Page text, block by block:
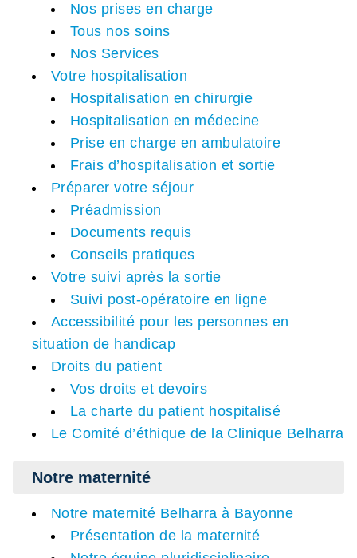
Nos prises en charge
Tous nos soins
Nos Services
Votre hospitalisation
Hospitalisation en chirurgie
Hospitalisation en médecine
Prise en charge en ambulatoire
Frais d’hospitalisation et sortie
Préparer votre séjour
Préadmission
Documents requis
Conseils pratiques
Votre suivi après la sortie
Suivi post-opératoire en ligne
Accessibilité pour les personnes en
situation de handicap
Droits du patient
Vos droits et devoirs
La charte du patient hospitalisé
Le Comité d’éthique de la Clinique Belharra
Notre maternité
Notre maternité Belharra à Bayonne
Présentation de la maternité